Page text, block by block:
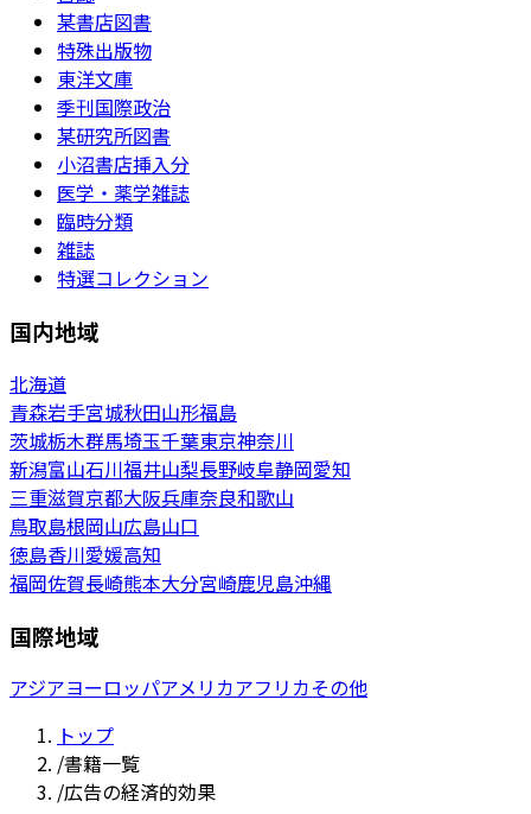
某書店図書
特殊出版物
東洋文庫
季刊国際政治
某研究所図書
小沼書店挿入分
医学・薬学雑誌
臨時分類
雑誌
特選コレクション
国内地域
北海道
青森岩手宮城秋田山形福島
茨城栃木群馬埼玉千葉東京神奈川
新潟富山石川福井山梨長野岐阜静岡愛知
三重滋賀京都大阪兵庫奈良和歌山
鳥取島根岡山広島山口
徳島香川愛媛高知
福岡佐賀長崎熊本大分宮崎鹿児島沖縄
国際地域
アジアヨーロッパアメリカアフリカその他
トップ
/書籍一覧
/広告の経済的効果